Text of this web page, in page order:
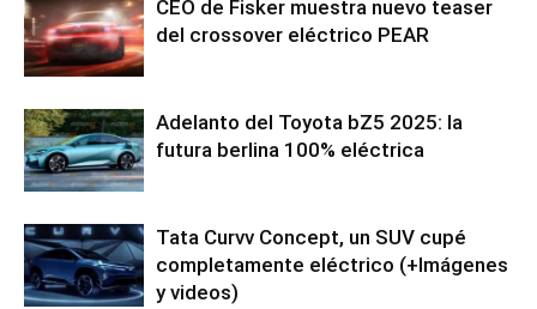
CEO de Fisker muestra nuevo teaser
del crossover eléctrico PEAR
Adelanto del Toyota bZ5 2025: la
futura berlina 100% eléctrica
Tata Curvv Concept, un SUV cupé
completamente eléctrico (+Imágenes
y videos)